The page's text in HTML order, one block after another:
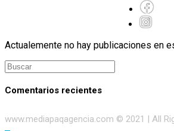
Actualemente no hay publicaciones en
Comentarios recientes
www.mediapaqagencia.com © 2021 | All